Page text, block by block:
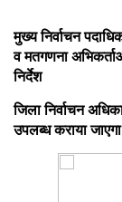
मुख्य निर्वाचन
व मतगणना
निर्देश
जिला निर्वाचन
उपलब्ध कराया